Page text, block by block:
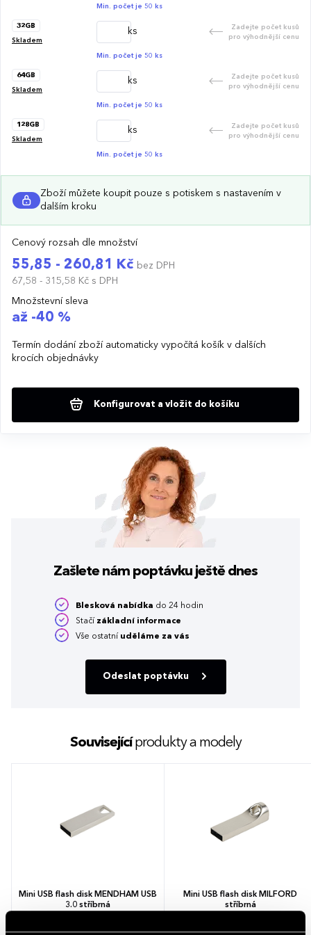
Min. počet je 50 ks
32GB
Skladem
ks
Zadejte počet kusů
pro výhodnější cenu
Min. počet je 50 ks
64GB
Skladem
ks
Zadejte počet kusů
pro výhodnější cenu
Min. počet je 50 ks
128GB
Skladem
ks
Zadejte počet kusů
pro výhodnější cenu
Min. počet je 50 ks
Zboží můžete koupit pouze s potiskem s nastavením v
dalším kroku
Cenový rozsah dle množství
55,85 - 260,81 Kč bez DPH
67,58 - 315,58 Kč s DPH
Množstevní sleva
až -40 %
Termín dodání zboží automaticky vypočítá košík v dalších
krocích objednávky
Konfigurovat a vložit do košíku
Zašlete nám poptávku ještě dnes
Blesková nabídka do 24 hodin
Stačí základní informace
Vše ostatní uděláme za vás
Odeslat poptávku
Souvisejícíprodukty a modely
Mini USB flash disk MENDHAM USB
3.0 stříbrná
1 barva
Mini USB flash disk MILFORD
stříbrná
1 barva